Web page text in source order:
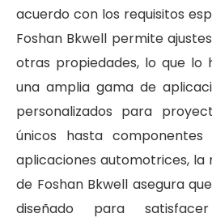
acuerdo con los requisitos
Foshan Bkwell permite
otras propiedades, lo que lo
una amplia gama de
personalizados para
únicos hasta componentes
aplicaciones automotrices, la
de Foshan Bkwell asegura
diseñado para